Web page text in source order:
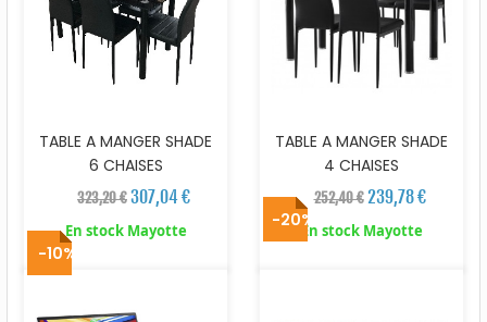
TABLE A MANGER SHADE
6 CHAISES
323,20 €307,04 €
En stock Mayotte
TABLE A MANGER SHADE
4 CHAISES
252,40 € 239,78 €
En stock Mayotte
-10%
-20%